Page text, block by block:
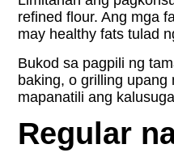
refined flour. Ang mga
may healthy fats tulad
Bukod sa pagpili ng
baking, o grilling
mapanatili ang
Regular